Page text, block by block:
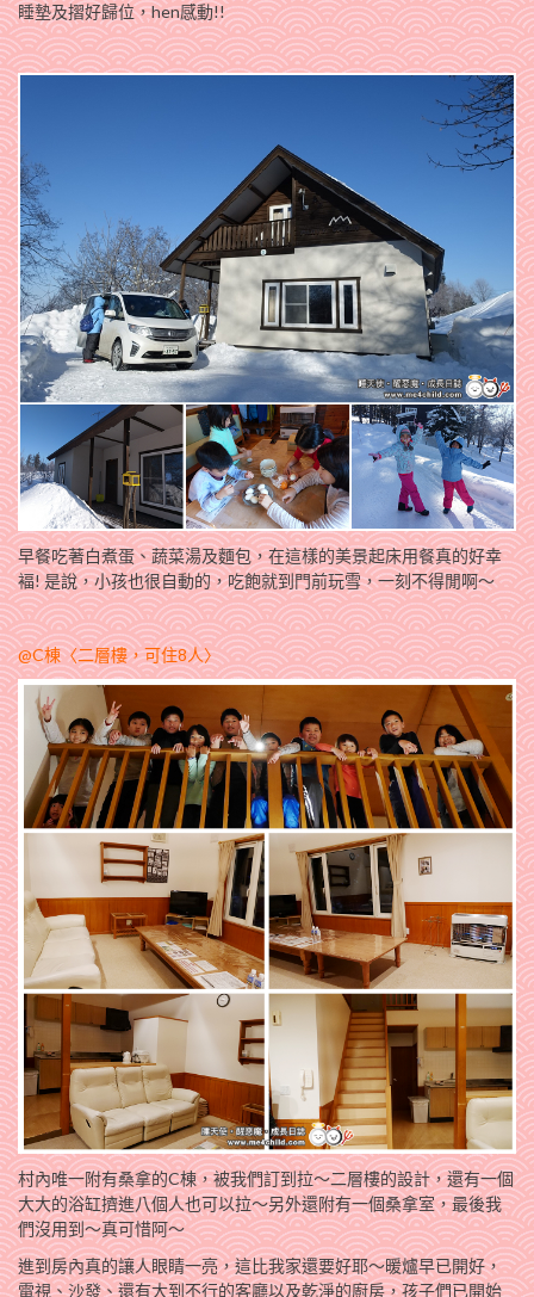
睡墊及摺好歸位，hen感動!!
早餐吃著白煮蛋、蔬菜湯及麵包，在這樣的美景起床用餐真的好幸
褔! 是說，小孩也很自動的，吃飽就到門前玩雪，一刻不得閒啊～
@C棟〈二層樓，可住8人〉
村內唯一附有桑拿的C棟，被我們訂到拉～二層樓的設計，還有一個
大大的浴缸擠進八個人也可以拉～另外還附有一個桑拿室，最後我
們沒用到～真可惜阿～
進到房內真的讓人眼睛一亮，這比我家還要好耶～暖爐早已開好，
電視、沙發、還有大到不行的客廳以及乾淨的廚房，孩子們已開始